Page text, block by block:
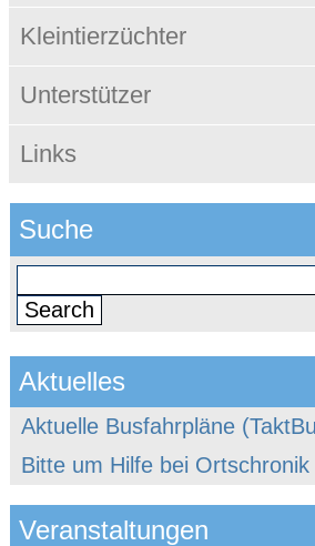
Kleintierzüchter
Unterstützer
Links
Suche
Aktuelles
Aktuelle Busfahrpläne
Bitte um Hilfe bei Ortschronik
Veranstaltungen